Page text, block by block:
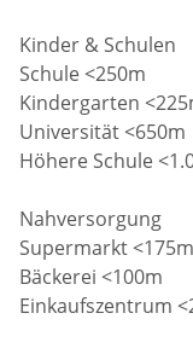
Kinder & Schulen
Schule <250m
Kindergarten
Universität <650m
Höhere Schule
Nahversorgung
Supermarkt <175m
Bäckerei <100m
Einkaufszentrum